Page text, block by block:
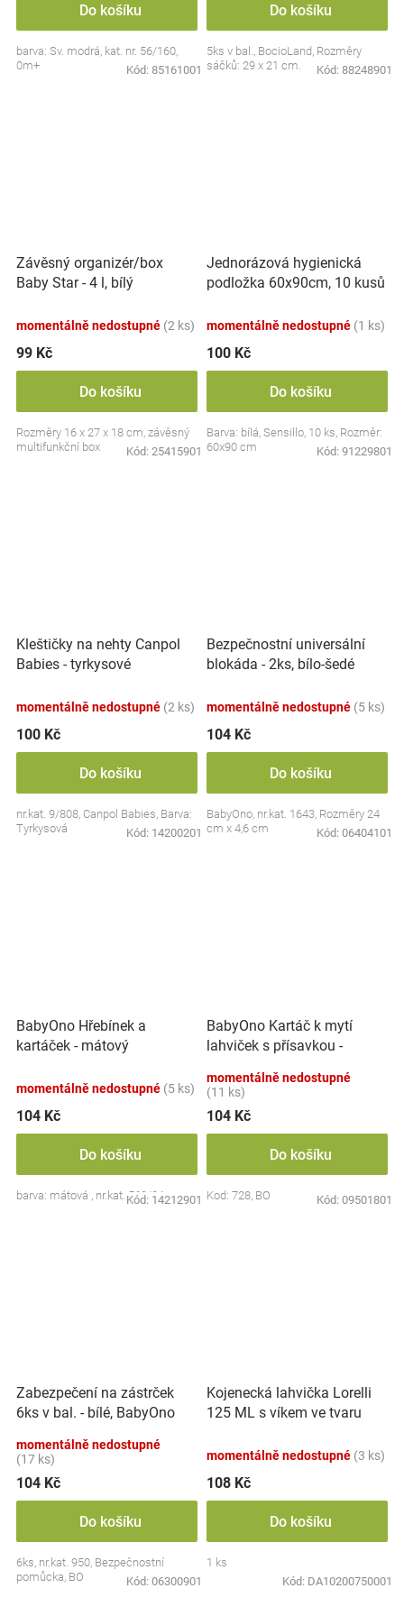
Do košíku
barva: Sv. modrá, kat. nr. 56/160,
0m+
Kód: 85161001
Do košíku
5ks v bal., BocioLand, Rozměry
sáčků: 29 x 21 cm.
Kód: 88248901
Závěsný organizér/box
Baby Star - 4 l, bílý
momentálně nedostupné (2 ks)
99 Kč
Do košíku
Rozměry 16 x 27 x 18 cm, závěsný
multifunkční box
Kód: 25415901
Jednorázová hygienická
podložka 60x90cm, 10 kusů
momentálně nedostupné (1 ks)
100 Kč
Do košíku
Barva: bílá, Sensillo, 10 ks, Rozměr:
60x90 cm
Kód: 91229801
Kleštičky na nehty Canpol
Babies - tyrkysové
momentálně nedostupné (2 ks)
100 Kč
Do košíku
nr.kat. 9/808, Canpol Babies, Barva:
Tyrkysová
Kód: 14200201
Bezpečnostní universální
blokáda - 2ks, bílo-šedé
momentálně nedostupné (5 ks)
104 Kč
Do košíku
BabyOno, nr.kat. 1643, Rozměry 24
cm x 4,6 cm
Kód: 06404101
BabyOno Hřebínek a
kartáček - mátový
momentálně nedostupné (5 ks)
104 Kč
Do košíku
barva: mátová , nr.kat. 569/04
Kód: 14212901
BabyOno Kartáč k mytí
lahviček s přísavkou -
momentálně nedostupné
(11 ks)
104 Kč
Do košíku
Kod: 728, BO Kód: 09501801
Zabezpečení na zástrček
6ks v bal. - bílé, BabyOno
momentálně nedostupné
(17 ks)
104 Kč
Do košíku
6ks, nr.kat. 950, Bezpečnostní
pomůcka, BO
Kód: 06300901
Kojenecká lahvička Lorelli
125 ML s víkem ve tvaru
momentálně nedostupné (3 ks)
108 Kč
Do košíku
1 ks
Kód: DA10200750001